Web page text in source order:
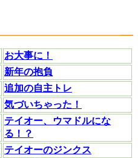
お大事に！
新年の抱負
追加の自主トレ
気づいちゃった！
テイオー、ウマドルにな
る！？
テイオーのジンクス